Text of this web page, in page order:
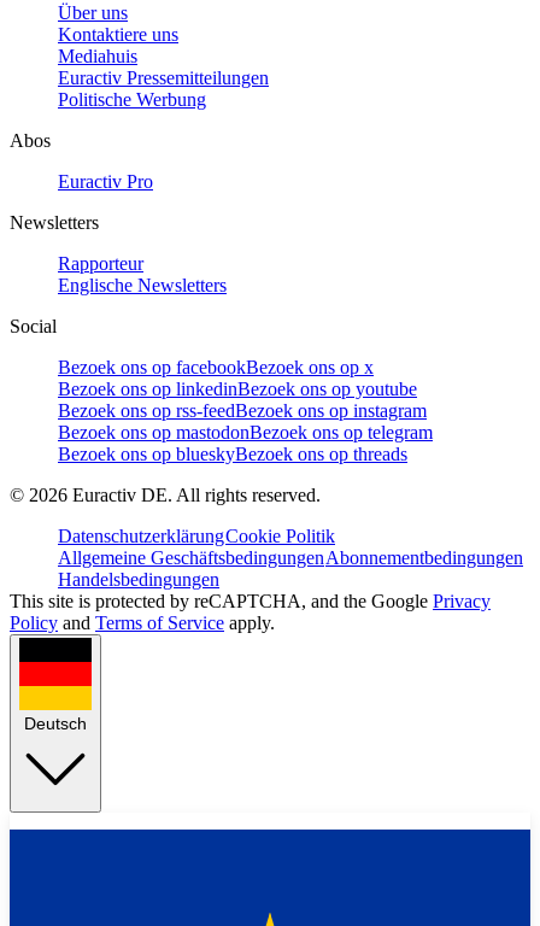
Über uns
Kontaktiere uns
Mediahuis
Euractiv Pressemitteilungen
Politische Werbung
Abos
Euractiv Pro
Newsletters
Rapporteur
Englische Newsletters
Social
Bezoek ons op facebookBezoek ons op x
Bezoek ons op linkedinBezoek ons op youtube
Bezoek ons op rss-feedBezoek ons op instagram
Bezoek ons op mastodonBezoek ons op telegram
Bezoek ons op blueskyBezoek ons op threads
© 2026 Euractiv DE. All rights reserved.
DatenschutzerklärungCookie Politik
Allgemeine GeschäftsbedingungenAbonnementbedingungen
Handelsbedingungen
This site is protected by reCAPTCHA, and the Google Privacy
Policy and Terms of Service apply.
Deutsch